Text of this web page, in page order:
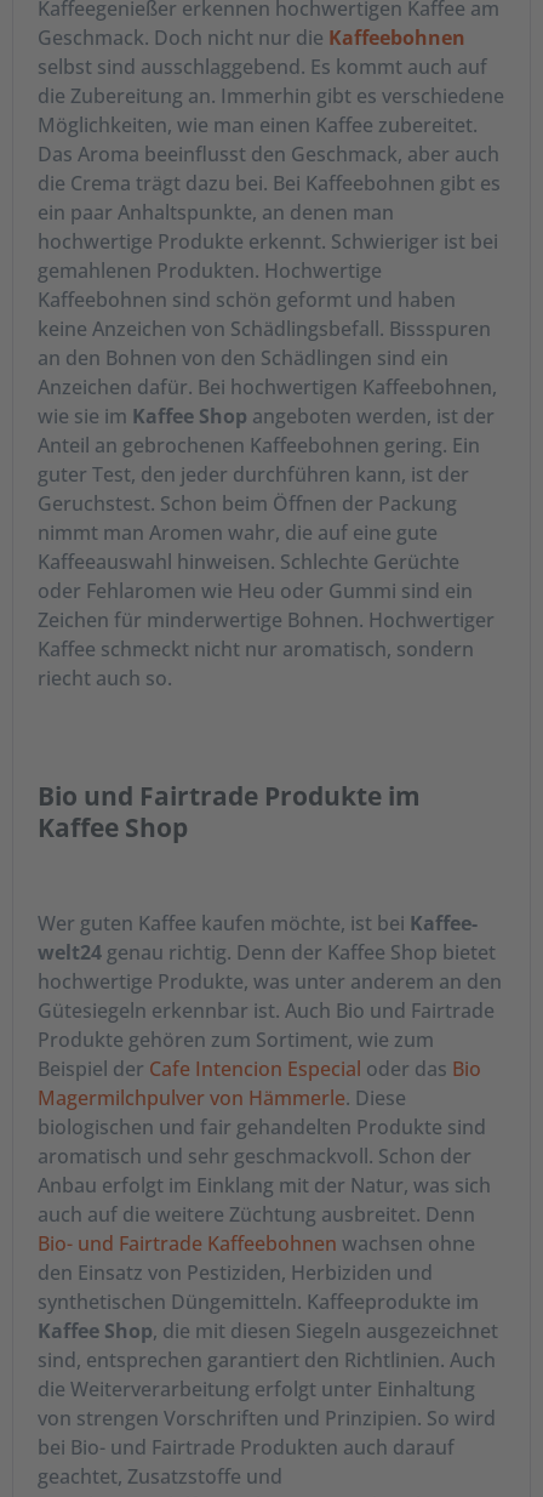
French Press Kaffee
hier im Shop
erhältlich
Die Herstellung in der French
Press ist seit Jahrzehnten ein
Klassiker für unterwegs und
Zuhause. Das Geling-Geheimnis: Der Kaffee muss
deutlich grober gemahlen sein, als bei der
Zubereitung im Filter oder im Vollautomaten.
Sonst wird der French Press Kaffee nicht lecker,
sondern bitter und trüb. Damit das nicht passiert,
liefern wir French Press Kaffee im perfekten
Mahlgrad. Halten Sie Ausschau nach unserem
günstigen Komplettset inklusive French Press
Kanne im tollen Design, passend
gemahlenem Kaffee und süßer Überraschung -
immer wieder einmal im Angebot!
Griechischen oder türkischen Mokka
online kaufen
Geschmack. Bei Kaffee-Welt24 finden Sie eine
Auswahl feiner Mokkas:
Istanbul Türkischer Mokka
Bravo Griechischer Mokka
Greco Mokka - Der griechische Mokka von der
schwäbischen Alb
Diese Mokkas eignen sich für die Verwendung in
der Maschine ebenso wie für die Zubereitung auf
dem Herd. Hier kann zwar ein beliebiges kleines
Töpfchen verwendet werden, aber Kenner kochen
Ihren Mokka nur im langstieligen Kännchen wie es
traditionell in der Türkei und Griechenland
verwendet wird („Ibrik“ auf türkisch oder „Briki“ im
Griechischen genannt, auf dem Balkan benutzt
man die "Cezve", eine Mokkakanne). Mehr
Wissenswertes über Mokkagibt's in unserem
Blogbeitrag zu lesen.
Kaffee-Pads und -Pouches bestellen
Leckeren Kaffee mit Pads herzustellen geht schnell
und einfach. Längst gibt es neben den klassischen
Kaffeegenießer erkennen hochwertigen Kaffee am
Geschmack. Doch nicht nur die Kaffeebohnen
selbst sind ausschlaggebend. Es kommt auch auf
die Zubereitung an. Immerhin gibt es verschiedene
Möglichkeiten, wie man einen Kaffee zubereitet.
Das Aroma beeinflusst den Geschmack, aber auch
die Crema trägt dazu bei. Bei Kaffeebohnen gibt es
ein paar Anhaltspunkte, an denen man
hochwertige Produkte erkennt. Schwieriger ist bei
gemahlenen Produkten. Hochwertige
Kaffeebohnen sind schön geformt und haben
keine Anzeichen von Schädlingsbefall. Bissspuren
an den Bohnen von den Schädlingen sind ein
Anzeichen dafür. Bei hochwertigen Kaffeebohnen,
wie sie im Kaffee Shop angeboten werden, ist der
Anteil an gebrochenen Kaffeebohnen gering. Ein
guter Test, den jeder durchführen kann, ist der
Geruchstest. Schon beim Öffnen der Packung
nimmt man Aromen wahr, die auf eine gute
Kaffeeauswahl hinweisen. Schlechte Gerüchte
oder Fehlaromen wie Heu oder Gummi sind ein
Zeichen für minderwertige Bohnen. Hochwertiger
Kaffee schmeckt nicht nur aromatisch, sondern
riecht auch so.
Bio und Fairtrade Produkte im
Kaffee Shop
Wer guten Kaffee kaufen möchte, ist bei Kaffee-
welt24 genau richtig. Denn der Kaffee Shop bietet
hochwertige Produkte, was unter anderem an den
Gütesiegeln erkennbar ist. Auch Bio und Fairtrade
Produkte gehören zum Sortiment, wie zum
Beispiel der Cafe Intencion Especial oder das Bio
Magermilchpulver von Hämmerle. Diese
biologischen und fair gehandelten Produkte sind
aromatisch und sehr geschmackvoll. Schon der
Anbau erfolgt im Einklang mit der Natur, was sich
auch auf die weitere Züchtung ausbreitet. Denn
Bio- und Fairtrade Kaffeebohnen wachsen ohne
den Einsatz von Pestiziden, Herbiziden und
synthetischen Düngemitteln. Kaffeeprodukte im
Kaffee Shop, die mit diesen Siegeln ausgezeichnet
sind, entsprechen garantiert den Richtlinien. Auch
die Weiterverarbeitung erfolgt unter Einhaltung
von strengen Vorschriften und Prinzipien. So wird
bei Bio- und Fairtrade Produkten auch darauf
geachtet, Zusatzstoffe und